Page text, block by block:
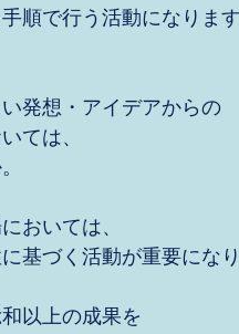
順で行う活動になります
発想・アイデアからの
ては、
おいては、
基づく活動が重要になり
以上の成果を